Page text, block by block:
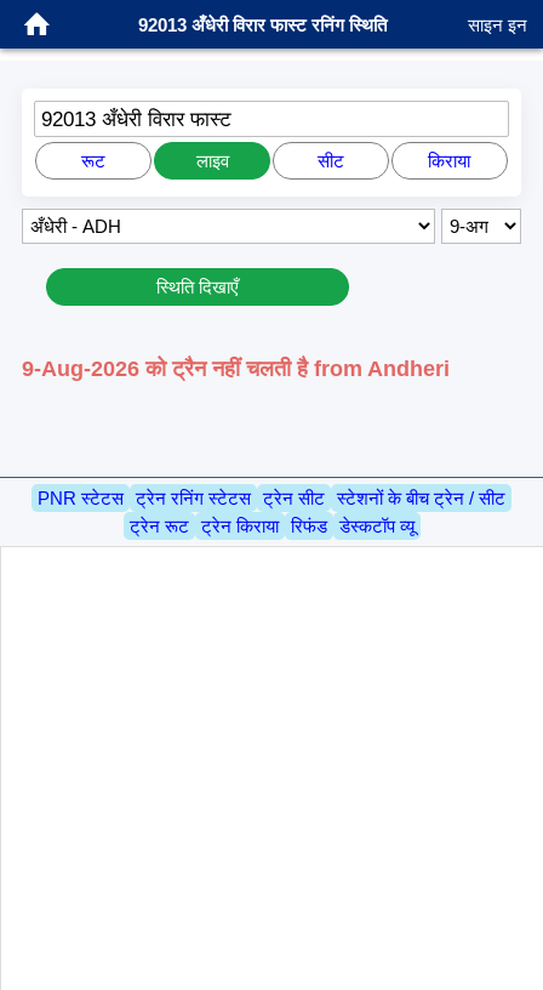
92013 अँधेरी विरार फास्ट रनिंग स्थिति साइन इन
92013 अँधेरी विरार फास्ट
रूट लाइव सीट किराया
स्थिति दिखाएँ
9-Aug-2026 को ट्रैन नहीं चलती है from Andheri
PNR स्टेटस ट्रेन रनिंग स्टेटस ट्रेन सीट स्टेशनों के बीच ट्रेन / सीट
ट्रेन रूट ट्रेन किराया रिफंड डेस्कटॉप व्यू